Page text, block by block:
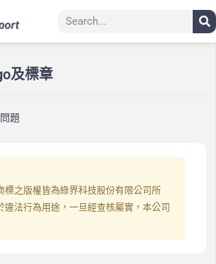
及標章
題
標之版權皆為綠界科技股份有限公司所
違法行為用途，一旦經查核屬實，本公司